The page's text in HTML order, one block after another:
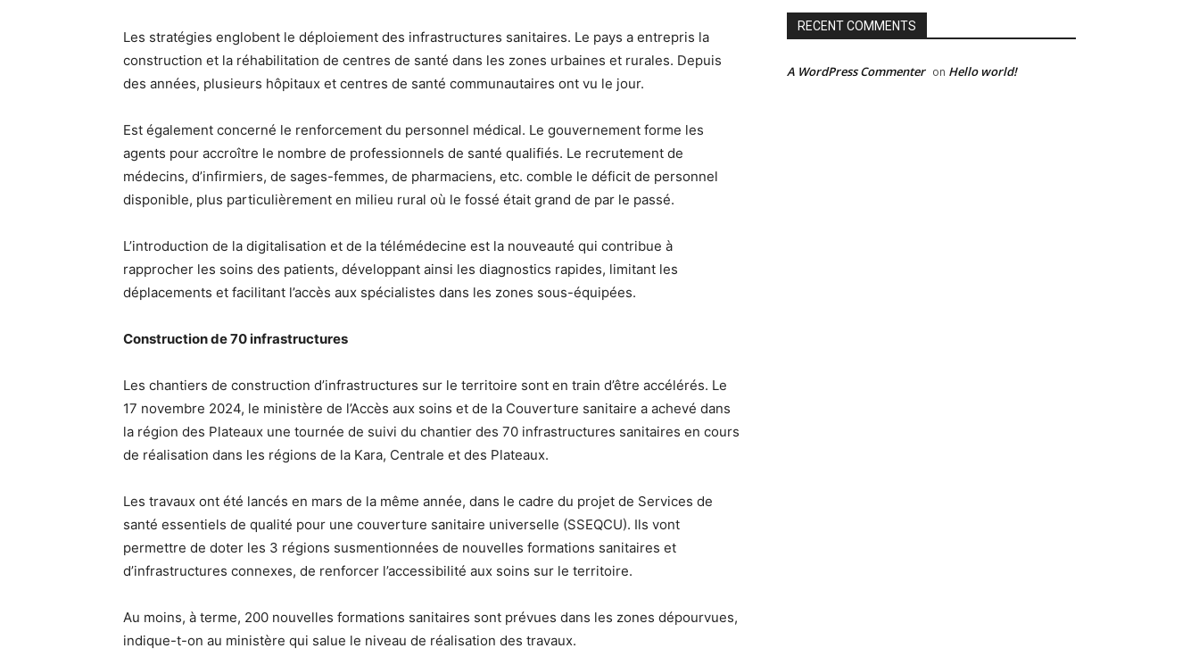
Les stratégies englobent le déploiement des infrastructures sanitaires. Le pays a entrepris la
construction et la réhabilitation de centres de santé dans les zones urbaines et rurales. Depuis
des années, plusieurs hôpitaux et centres de santé communautaires ont vu le jour.
Est également concerné le renforcement du personnel médical. Le gouvernement forme les
agents pour accroître le nombre de professionnels de santé qualifiés. Le recrutement de
médecins, d’infirmiers, de sages-femmes, de pharmaciens, etc. comble le déficit de personnel
disponible, plus particulièrement en milieu rural où le fossé était grand de par le passé.
L’introduction de la digitalisation et de la télémédecine est la nouveauté qui contribue à
rapprocher les soins des patients, développant ainsi les diagnostics rapides, limitant les
déplacements et facilitant l’accès aux spécialistes dans les zones sous-équipées.
Construction de 70 infrastructures
Les chantiers de construction d’infrastructures sur le territoire sont en train d’être accélérés. Le
17 novembre 2024, le ministère de l’Accès aux soins et de la Couverture sanitaire a achevé dans
la région des Plateaux une tournée de suivi du chantier des 70 infrastructures sanitaires en cours
de réalisation dans les régions de la Kara, Centrale et des Plateaux.
Les travaux ont été lancés en mars de la même année, dans le cadre du projet de Services de
santé essentiels de qualité pour une couverture sanitaire universelle (SSEQCU). Ils vont
permettre de doter les 3 régions susmentionnées de nouvelles formations sanitaires et
d’infrastructures connexes, de renforcer l’accessibilité aux soins sur le territoire.
Au moins, à terme, 200 nouvelles formations sanitaires sont prévues dans les zones dépourvues,
indique-t-on au ministère qui salue le niveau de réalisation des travaux.
RECENT COMMENTS
A WordPress Commenter on Hello world!